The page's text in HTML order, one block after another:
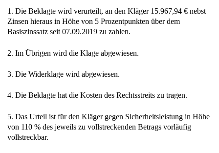
1. Die Beklagte wird verurteilt, an den Kläger 15.967,94 € nebst
Zinsen hieraus in Höhe von 5 Prozentpunkten über dem
Basiszinssatz seit 07.09.2019 zu zahlen.
2. Im Übrigen wird die Klage abgewiesen.
3. Die Widerklage wird abgewiesen.
4. Die Beklagte hat die Kosten des Rechtsstreits zu tragen.
5. Das Urteil ist für den Kläger gegen Sicherheitsleistung in Höhe
von 110 % des jeweils zu vollstreckenden Betrags vorläufig
vollstreckbar.